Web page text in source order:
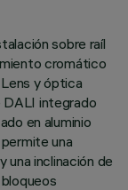
sobre raíl
cromático
y óptica
DALI integrado
en aluminio
una
una inclinación de